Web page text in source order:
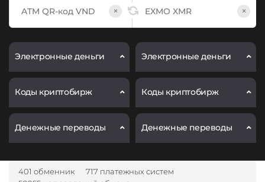
× ×
Электронные деньги
Коды криптобирж
Денежные переводы
Электронные деньги
Коды криптобирж
Денежные переводы
401 обменник
717 платежных систем